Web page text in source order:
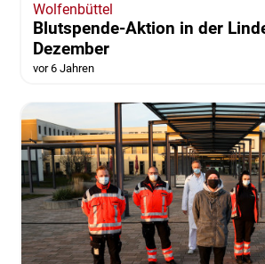
Wolfenbüttel
Blutspende-Aktion in der
Dezember
vor 6 Jahren